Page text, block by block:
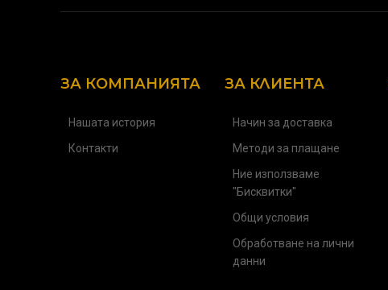
ЗА КОМПАНИЯТА
Нашата история
Контакти
ЗА КЛИЕНТА
Начин за доставка
Методи за плащане
Ние използваме
"Бисквитки"
Общи условия
Обработване на лични
данни